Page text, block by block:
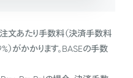
文あたり手数料（決済手数料
がかかります。BASEの手数